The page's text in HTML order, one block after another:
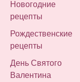
Новогодние
рецепты
Рождественские
рецепты
День Святого
Валентина